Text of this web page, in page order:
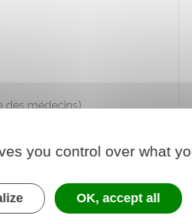
des médecins)
de recours des militaires
procédure
you control over what
OK, accept all